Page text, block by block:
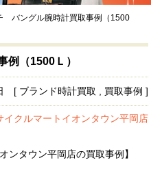
バングル腕時計買取事例（1500
（1500Ｌ）
[ ブランド時計買取 , 買取事例 ]
イクルマートイオンタウン平岡店
ンタウン平岡店の買取事例】